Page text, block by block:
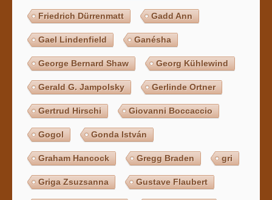
Friedrich Dürrenmatt Gadd Ann
Gael Lindenfield Ganésha
George Bernard Shaw Georg Kühlewind
Gerald G. Jampolsky Gerlinde Ortner
Gertrud Hirschi Giovanni Boccaccio
Gogol Gonda István
Graham Hancock Gregg Braden gri
Griga Zsuzsanna Gustave Flaubert